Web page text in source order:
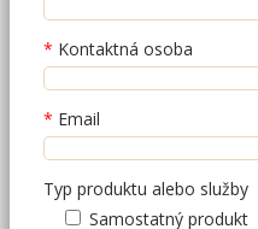
Kontaktná osoba
Email
Typ produktu alebo služby
Samostatný produkt